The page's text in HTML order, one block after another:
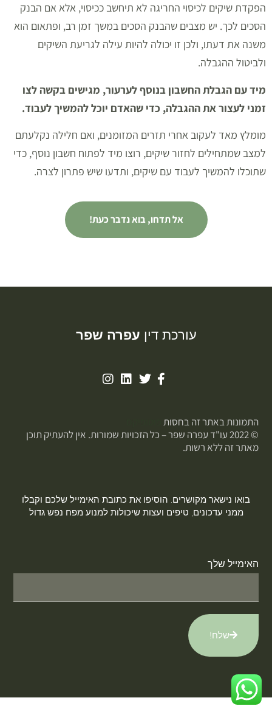
הפקדת שיקים לכיסוי החריגה לא תיחשב ככיסוי, אלא אם הבנק
הסכים לכך. יש מצבים שהבנק הסכים במשך זמן רב, ופתאום הוא
משנה את דעתו, ולכן זו יכולה להיות עילה לגריעת השיקים
ולביטול ההגבלה.
מיד עם הגבלת החשבון בנוסף לערעור, מגישים בקשה לצו
זמני לעצור את ההגבלה, כדי שהאדם יוכל להמשיך לעבוד.
מומלץ מאד לעקוב אחרי תזרים המזומנים, ואם חלילה נקלעתם
למצב שמתחילים לחזור שיקים, רוצו מיד לפתוח חשבון נוסף, כדי
שתוכלו להמשיך לעבוד עם שיקים, ותדעו שיש פתרון לצרה.
אל תדחו, בוא נדבר כעת!
עורכת דין עפרה שפר
התמונות באתר זה בחסות
© 2022 עו"ד עפרה שפר – כל הזכויות שמורות. אין להעתיק תוכן
מאתר זה ללא רשות.
בואו נישאר מקושרים. הוסיפו את כתובת האימייל שלכם וקבלו
ממני עדכונים, טיפים ועצות שיכולות למנוע מפח נפש גדול
האימייל שלך
שלח!